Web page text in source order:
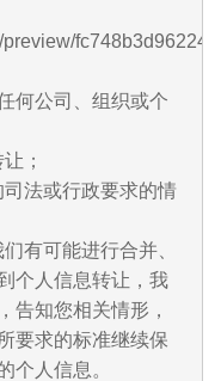
何公司、组织或个
；
法或行政要求的情
有可能进行合并、
个人信息转让，我
告知您相关情形，
要求的标准继续保
个人信息。